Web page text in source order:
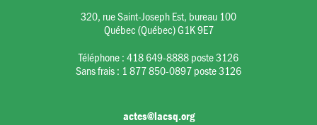
320, rue Saint-Joseph Est, bureau 100
Québec (Québec) G1K 9E7
Téléphone :418 649-8888 poste 3126
Sans frais : 1 877 850-0897 poste 3126
actes@lacsq.org